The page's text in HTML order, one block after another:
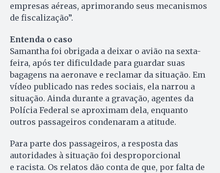
empresas aéreas, aprimorando seus mecanismos
de fiscalização”.
Entenda o caso
Samantha foi obrigada a deixar o avião na sexta-
feira, após ter dificuldade para guardar suas
bagagens na aeronave e reclamar da situação. Em
vídeo publicado nas redes sociais, ela narrou a
situação. Ainda durante a gravação, agentes da
Polícia Federal se aproximam dela, enquanto
outros passageiros condenaram a atitude.
Para parte dos passageiros, a resposta das
autoridades à situação foi desproporcional
e racista. Os relatos dão conta de que, por falta de